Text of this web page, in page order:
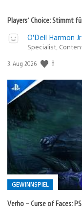
Players’ Choice: Stimmt
O’Dell Harmon Jr.
Specialist,
Veröffentlichungsdatum:
3. Aug 2026 8
GEWINNSPIEL
Verho – Curse of Faces: